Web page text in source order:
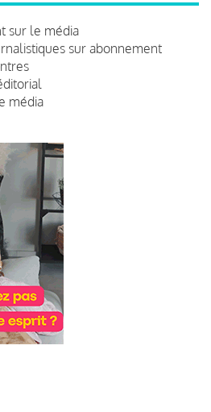
sur le média
sur abonnement
média